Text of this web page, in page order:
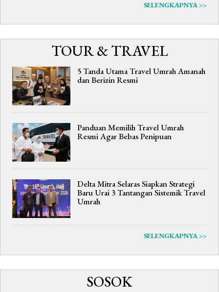
SELENGKAPNYA >>
TOUR & TRAVEL
5 Tanda Utama Travel Umrah Amanah
dan Berizin Resmi
Panduan Memilih Travel Umrah
Resmi Agar Bebas Penipuan
Delta Mitra Selaras Siapkan Strategi
Baru Urai 3 Tantangan Sistemik Travel
Umrah
SELENGKAPNYA >>
SOSOK